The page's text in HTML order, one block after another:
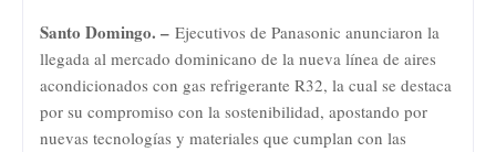
Santo Domingo. – Ejecutivos de Panasonic anunciaron la
llegada al mercado dominicano de la nueva línea de aires
acondicionados con gas refrigerante R32, la cual se destaca
por su compromiso con la sostenibilidad, apostando por
nuevas tecnologías y materiales que cumplan con las